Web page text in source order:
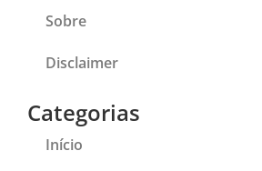
Sobre
Disclaimer
Categorias
Início